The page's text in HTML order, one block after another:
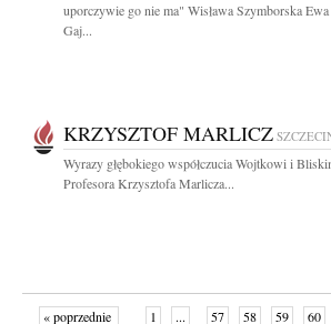
uporczywie go nie ma" Wisława Szymborska Ewa
Gaj...
KRZYSZTOF MARLICZ
Wyrazy głębokiego współczucia Wojtkowi i
Profesora Krzysztofa Marlicza...
« poprzednie 1 ... 57 58 59 60